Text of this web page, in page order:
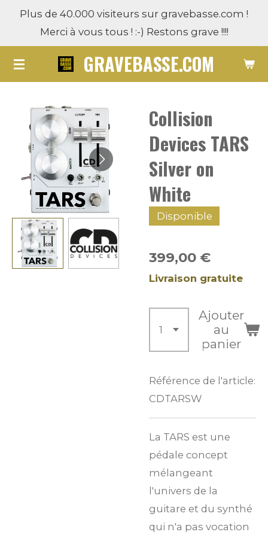
Passer
contenu
principal
GRAVEBASSE.COM
Plus de 40.000 visiteurs sur gravebasse.com !
Merci à vous tous ! :-) Restons grave !!!!
Collision
Devices TARS
Silver on
White
Disponible
399,00 €
Livraison gratuite
Ajouter
au
panier
Référence de l'article:
CDTARSW
La TARS est une
pédale concept
mélangeant
l'univers de la
guitare et du synthé
qui n'a pas vocation